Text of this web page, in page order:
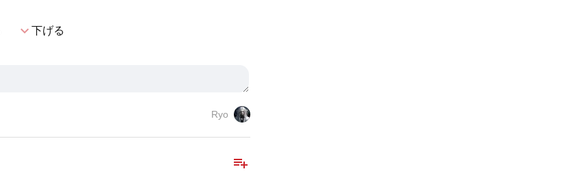
expand_more下げる
Ryo
playlist_add